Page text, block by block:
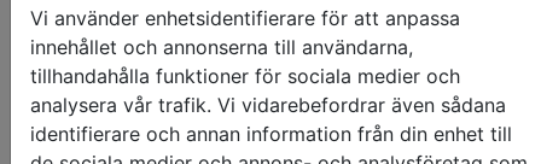
Vi använder enhetsidentifierare för att anpassa
innehållet och annonserna till användarna,
tillhandahålla funktioner för sociala medier och
analysera vår trafik. Vi vidarebefordrar även sådana
identifierare och annan information från din enhet till